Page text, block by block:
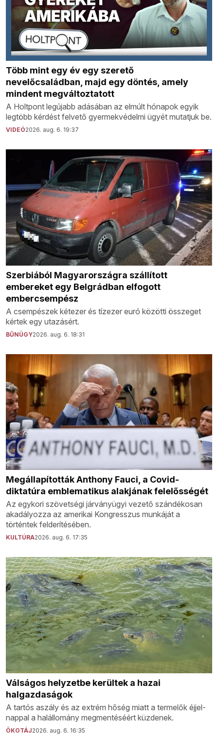
Több mint egy év egy szerető
nevelőcsaládban, majd egy döntés, amely
mindent megváltoztatott
A Holtpont legújabb adásában az elmúlt hónapok egyik
legtöbb kérdést felvető gyermekvédelmi ügyét mutatjuk be.
VIDEÓ2026. aug. 6. 19:37
Szerbiából Magyarországra szállított
embereket egy Belgrádban elfogott
embercsempész
A csempészek kétezer és tízezer euró közötti összeget
kértek egy utazásért.
BŰNÜGY2026. aug. 6. 18:31
Megállapították Anthony Fauci, a Covid-
diktatúra emblematikus alakjának felelősségét
Az egykori szövetségi járványügyi vezető szándékosan
akadályozza az amerikai Kongresszus munkáját a
történtek felderítésében.
KULTÚRA2026. aug. 6. 17:35
Válságos helyzetbe kerültek a hazai
halgazdaságok
A tartós aszály és az extrém hőség miatt a termelők éjjel-
nappal a halállomány megmentéséért küzdenek.
ÖKOTÁJ2026. aug. 6. 16:35